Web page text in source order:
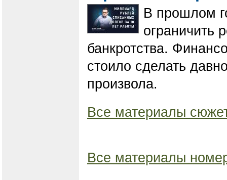
В прошлом
ограничить
банкротства.
стоило сделать
произвола.
Все материалы
Все материалы